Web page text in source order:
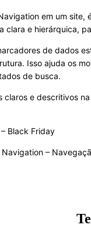
em um
clara e hierárquica,
de dados
Isso ajuda os
de busca.
claros e descritivos
Black Friday
–